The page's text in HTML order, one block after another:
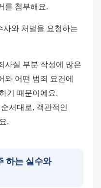
를 첨부해요.
사와 처벌을 요청하는
사실 부분 작성에 많은
와 어떤 범죄 요건에
기 때문이에요.
서대로, 객관적인
.
하는 실수와